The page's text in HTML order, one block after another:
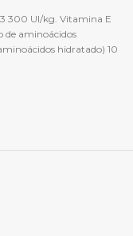
300 UI/kg. Vitamina E
de aminoácidos
hidratado) 10